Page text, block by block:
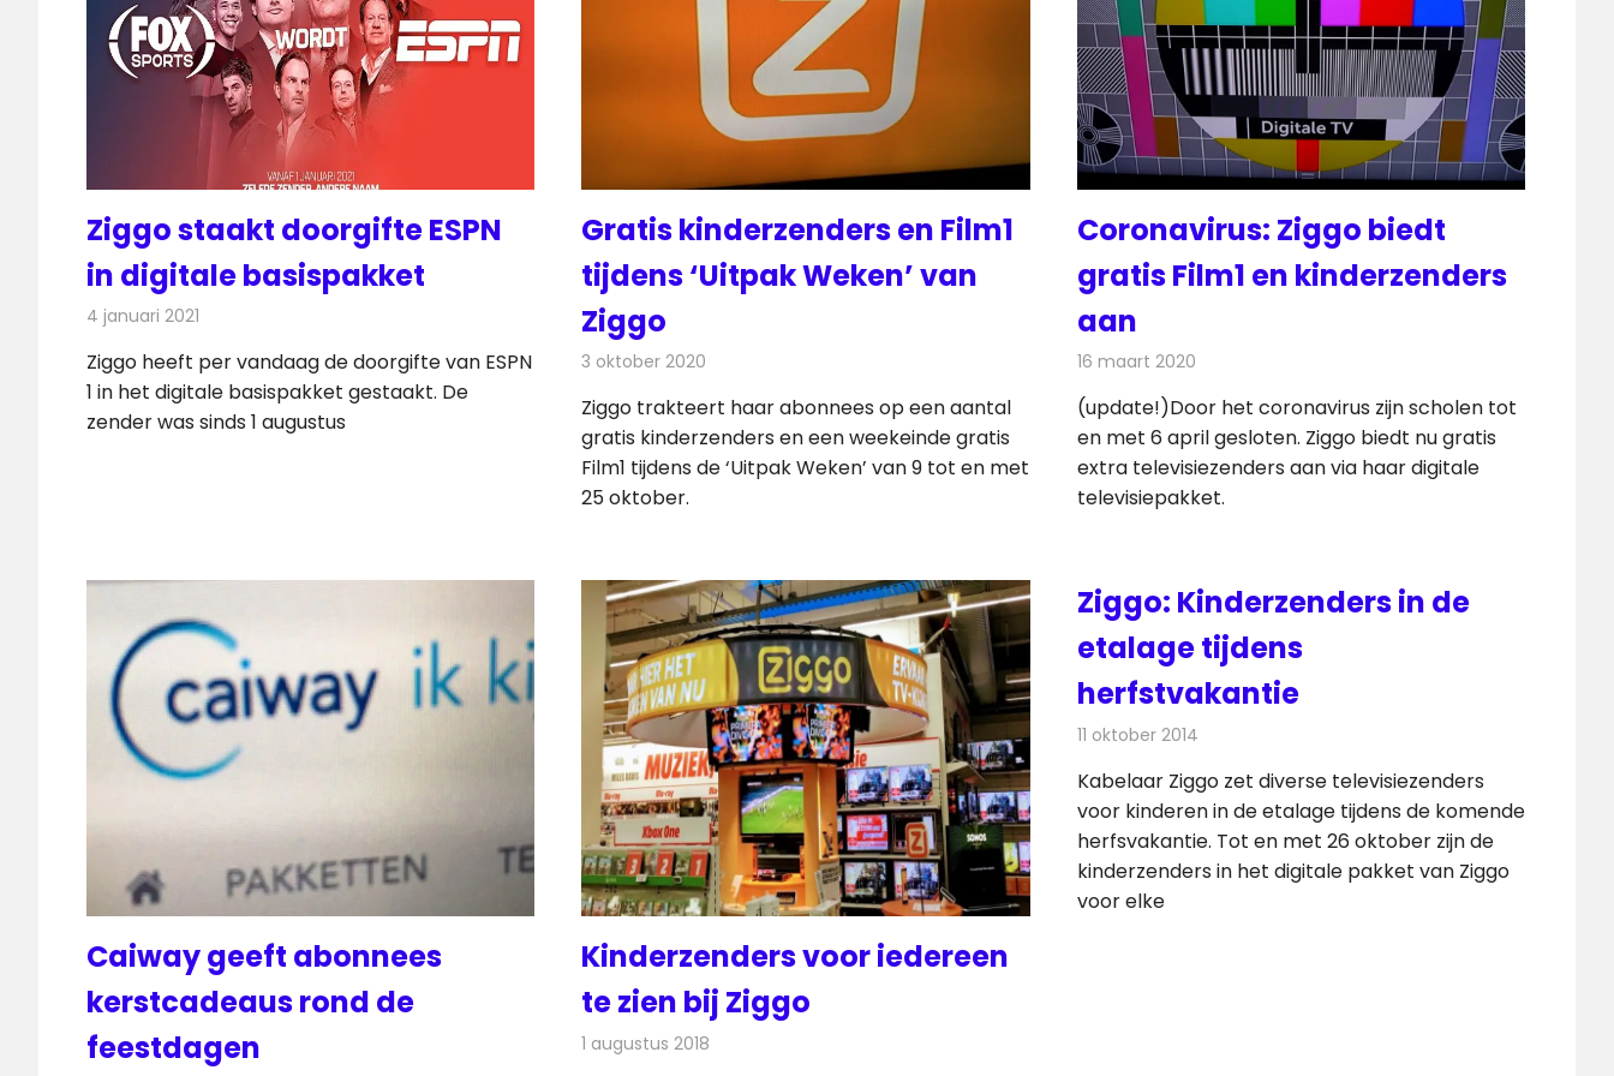
Ziggo staakt doorgifte ESPN
in digitale basispakket
4 januari 2021
Ziggo heeft per vandaag de doorgifte van ESPN
1 in het digitale basispakket gestaakt. De
zender was sinds 1 augustus
Gratis kinderzenders en Film1
tijdens ‘Uitpak Weken’ van
Ziggo
3 oktober 2020
Ziggo trakteert haar abonnees op een aantal
gratis kinderzenders en een weekeinde gratis
Film1 tijdens de ‘Uitpak Weken’ van 9 tot en met
25 oktober.
Coronavirus: Ziggo biedt
gratis Film1 en kinderzenders
aan
16 maart 2020
(update!)Door het coronavirus zijn scholen tot
en met 6 april gesloten. Ziggo biedt nu gratis
extra televisiezenders aan via haar digitale
televisiepakket.
Caiway geeft abonnees
kerstcadeaus rond de
feestdagen
Kinderzenders voor iedereen
te zien bij Ziggo
1 augustus 2018
Ziggo: Kinderzenders in de
etalage tijdens
herfstvakantie
11 oktober 2014
Kabelaar Ziggo zet diverse televisiezenders
voor kinderen in de etalage tijdens de komende
herfsvakantie. Tot en met 26 oktober zijn de
kinderzenders in het digitale pakket van Ziggo
voor elke